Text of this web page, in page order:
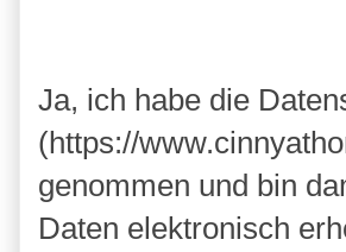
Ja, ich habe die
(https://
genommen und bin
Daten elektronisch